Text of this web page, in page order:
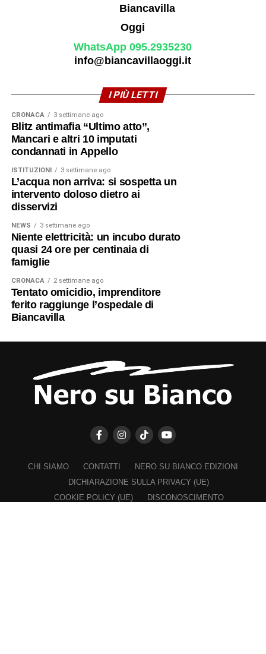
WhatsApp 095.2935230
info@biancavillaoggi.it
I PIÙ LETTI
CRONACA 3 settimane ago
Blitz antimafia “Ultimo atto”,
Mancari e altri 10 imputati
condannati in Appello
ISTITUZIONI 3 settimane ago
L’acqua non arriva: si sospetta un
intervento doloso dietro ai
disservizi
NEWS 3 settimane ago
Niente elettricità: un incubo durato
quasi 24 ore per centinaia di
famiglie
CRONACA 2 settimane ago
Tentato omicidio, imprenditore
ferito raggiunge l’ospedale di
Biancavilla
CHI SIAMO CONTATTI
NERO SU BIANCO EDIZIONI
DICHIARAZIONE SULLA PRIVACY (UE)
COOKIE POLICY (UE)
DISCONOSCIMENTO